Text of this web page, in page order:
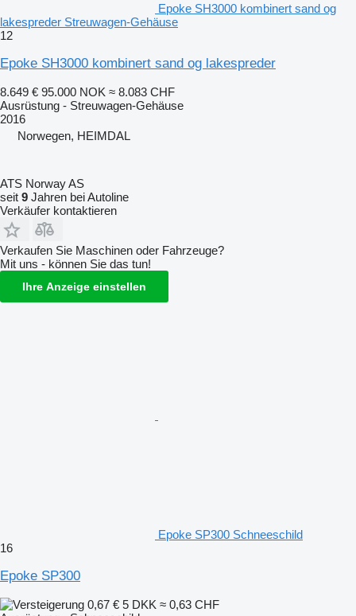
Epoke SH3000 kombinert sand og
lakespreder Streuwagen-Gehäuse
12
Epoke SH3000 kombinert sand og lakespreder
8.649 € 95.000 NOK ≈ 8.083 CHF
Ausrüstung - Streuwagen-Gehäuse
2016
Norwegen, HEIMDAL
ATS Norway AS
seit 9 Jahren bei Autoline
Verkäufer kontaktieren
Verkaufen Sie Maschinen oder Fahrzeuge?
Mit uns - können Sie das tun!
Ihre Anzeige einstellen
Epoke SP300 Schneeschild
16
Epoke SP300
0,67 € 5 DKK ≈ 0,63 CHF